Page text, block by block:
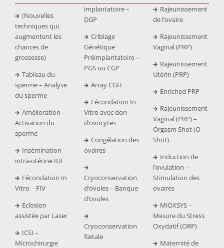
(Nouvelles
techniques qui
augmentent les
chances de
grossesse)
Tableau du
sperme – Analyse
du sperme
Amélioration –
Activation du
sperme
Insémination
intra-utérine IUI
Fécondation In
Vitro – FIV
Éclosion
assistée par Laser
ICSI –
Microchirurgie
implantatoire –
DGP
Criblage
Génétique
Préimplantatoire –
PGS ou CGP
Array CGH
Fécondation In
Vitro avec don
d’ovocytes
Congélation des
ovaires
Cryoconservation
d’ovules – Banque
d’ovules
Cryoconservation
fœtale
Rajeunissement
de l’ovaire
Rajeunissement
Vaginal (PRP)
Rajeunissement
Utérin (PRP)
Enriched PRP
Rajeunissement
Vaginal (PRP) –
Orgasm Shot (O-
Shot)
Induction de
l’ovulation –
Stimulation des
ovaires
MiOXSYS –
Mesure du Stress
Oxydatif (ORP)
Maternité de